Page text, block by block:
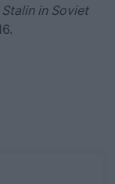
in Soviet